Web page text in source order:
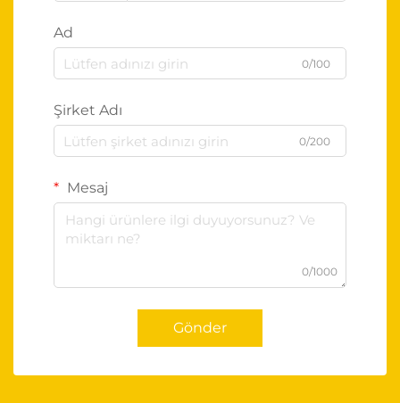
Ad
0/100
Şirket Adı
0/200
Mesaj
0/1000
Gönder